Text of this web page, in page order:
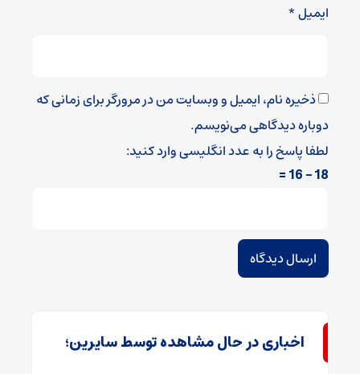
ایمیل*
ذخیره نام، ایمیل و وبسایت من در مرورگر برای زمانی که
دوباره دیدگاهی می‌نویسم.
لطفا پاسخ را به عدد انگلیسی وارد کنید:
18 − 16 =
اخباری در حال مشاهده توسط سایرین؛